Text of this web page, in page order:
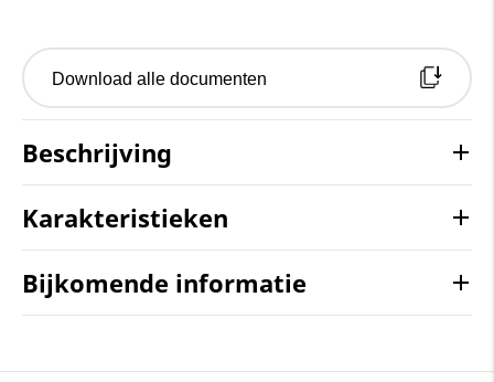
Download alle documenten
Beschrijving
Karakteristieken
Bijkomende informatie